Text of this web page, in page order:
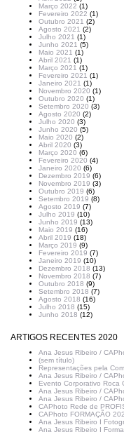
Março 2022 (1)
Fevereiro 2022 (1)
Outubro 2021 (2)
Agosto 2021 (2)
Julho 2021 (1)
Junho 2021 (5)
Maio 2021 (1)
Abril 2021 (1)
Março 2021 (1)
Fevereiro 2021 (1)
Janeiro 2021 (1)
Novembro 2020 (1)
Outubro 2020 (1)
Setembro 2020 (3)
Agosto 2020 (2)
Julho 2020 (3)
Junho 2020 (5)
Maio 2020 (2)
Abril 2020 (3)
Março 2020 (6)
Fevereiro 2020 (4)
Janeiro 2020 (6)
Dezembro 2019 (6)
Novembro 2019 (3)
Outubro 2019 (6)
Setembro 2019 (8)
Agosto 2019 (7)
Julho 2019 (10)
Junho 2019 (13)
Maio 2019 (16)
Abril 2019 (18)
Março 2019 (9)
Fevereiro 2019 (7)
Janeiro 2019 (10)
Dezembro 2018 (13)
Novembro 2018 (7)
Outubro 2018 (9)
Setembro 2018 (7)
Agosto 2018 (16)
Julho 2018 (15)
Junho 2018 (12)
ARTIGOS RECENTES 2020
Ana Jesus Ribeiro /
(sem título)
Representações pela
Ana Jesus Ribeiro /
Evento Corporativo Roca
Ana Jesus Ribeiro /
Ana Jesus Ribeiro /
CAPhoto Rede de
CAPhoto FORMAÇÃO
Ana Jesus Ribeiro I
Ana Jesus Ribeiro I